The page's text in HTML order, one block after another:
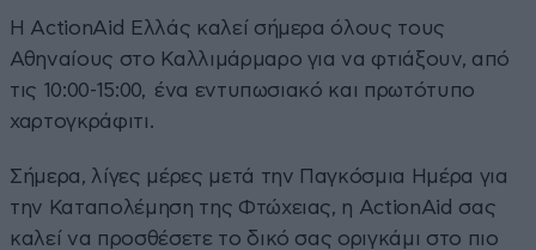
Η ActionAid Ελλάς καλεί σήμερα όλους τους
Αθηναίους στο Καλλιμάρμαρο για να φτιάξουν, από
τις 10:00-15:00, ένα εντυπωσιακό και πρωτότυπο
χαρτογκράφιτι.
Σήμερα, λίγες μέρες μετά την Παγκόσμια Ημέρα για
την Καταπολέμηση της Φτώχειας, η ActionAid σας
καλεί να προσθέσετε το δικό σας οριγκάμι στο πιο